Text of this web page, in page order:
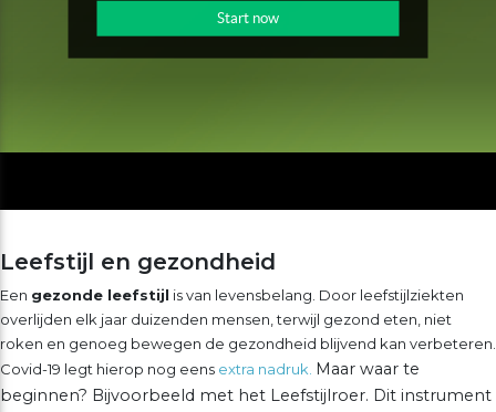
Leefstijl en gezondheid
Een gezonde leefstijl is van levensbelang. Door leefstijlziekten
overlijden elk jaar duizenden mensen, terwijl gezond eten, niet
roken en genoeg bewegen de gezondheid blijvend kan verbeteren.
Covid-19 legt hierop nog eens extra nadruk. Maar waar te
beginnen? Bijvoorbeeld met het Leefstijlroer. Dit instrument